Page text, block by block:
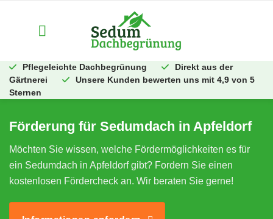
Pflegeleichte Dachbegrünung
Direkt aus der
Gärtnerei
Unsere Kunden bewerten uns mit 4,9 von 5
Sternen
Förderung für Sedumdach in Apfeldorf
Möchten Sie wissen, welche Fördermöglichkeiten es für
ein Sedumdach in Apfeldorf gibt? Fordern Sie einen
kostenlosen Fördercheck an. Wir beraten Sie gerne!